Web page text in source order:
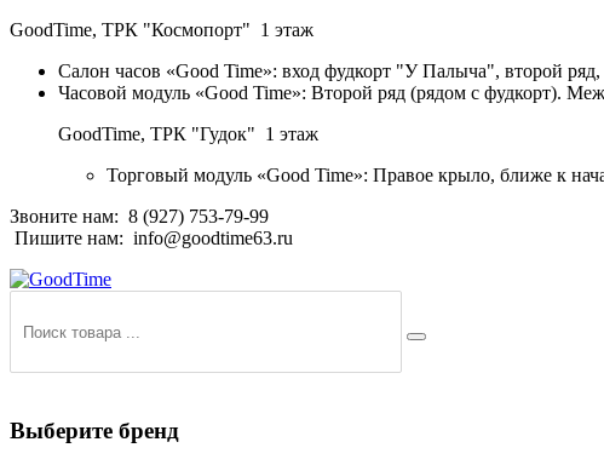
GoodTime, ТРК "Космопорт" 1 этаж
Салон часов «Good Time»: вход фудкорт "У Палыча", второй
Часовой модуль «Good Time»: Второй ряд (рядом с фудкорт).
GoodTime, ТРК "Гудок" 1 этаж
Торговый модуль «Good Time»: Правое крыло, ближе к
Звоните нам: 8 (927) 753-79-99
Пишите нам: info@goodtime63.ru
Выберите бренд